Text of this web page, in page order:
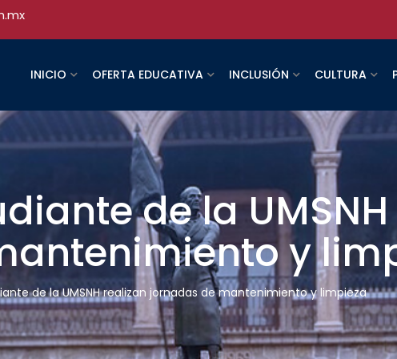
INICIO OFERTA EDUCATIVA INCLUSIÓN CULTURA
de la
y
de la UMSNH realizan jornadas de mantenimiento y limpieza